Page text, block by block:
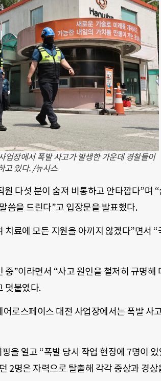
업장에서 폭발 사고가 발생한 가운데 경찰들이
고 있다. /뉴시스
다섯 분이 숨져 비통하고 안타깝다”며
씀을 드린다”고 입장문을 발표했다.
료에 모든 지원을 아끼지 않겠다”면서 “
”이라면서 “사고 원인을 철저히 규명해
덧붙였다.
로스페이스 대전 사업장에서는 폭발 사
을 열고 “폭발 당시 작업 현장에 7명이 있
2명은 자력으로 탈출해 각각 중상과 경상